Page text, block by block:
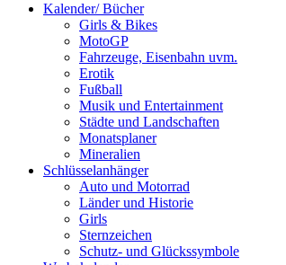
Kalender/ Bücher
Girls & Bikes
MotoGP
Fahrzeuge, Eisenbahn uvm.
Erotik
Fußball
Musik und Entertainment
Städte und Landschaften
Monatsplaner
Mineralien
Schlüsselanhänger
Auto und Motorrad
Länder und Historie
Girls
Sternzeichen
Schutz- und Glückssymbole